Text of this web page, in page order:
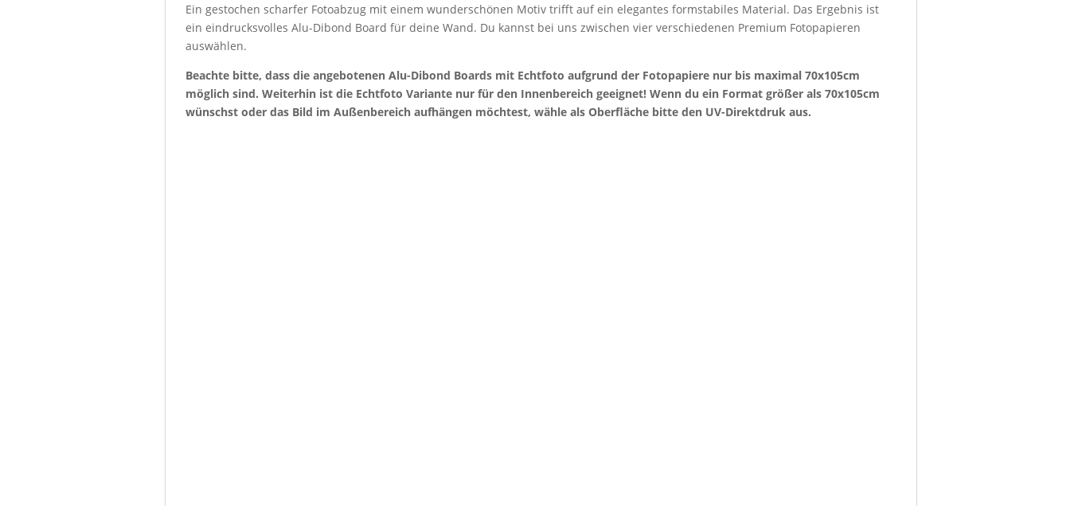
Ein gestochen scharfer Fotoabzug mit einem wunderschönen Motiv trifft auf ein elegantes formstabiles Material. Das Ergebnis ist
ein eindrucksvolles Alu-Dibond Board für deine Wand. Du kannst bei uns zwischen vier verschiedenen Premium Fotopapieren
auswählen.
Beachte bitte, dass die angebotenen Alu-Dibond Boards mit Echtfoto aufgrund der Fotopapiere nur bis maximal 70x105cm
möglich sind. Weiterhin ist die Echtfoto Variante nur für den Innenbereich geeignet! Wenn du ein Format größer als 70x105cm
wünschst oder das Bild im Außenbereich aufhängen möchtest, wähle als Oberfläche bitte den UV-Direktdruk aus.